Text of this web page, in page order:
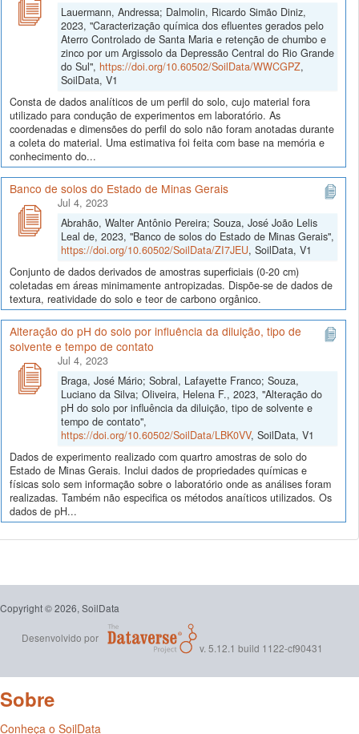
Lauermann, Andressa; Dalmolin, Ricardo Simão Diniz,
2023, "Caracterização química dos efluentes gerados pelo
Aterro Controlado de Santa Maria e retenção de chumbo e
zinco por um Argissolo da Depressão Central do Rio Grande
do Sul", https://doi.org/10.60502/SoilData/WWCGPZ,
SoilData, V1
Consta de dados analíticos de um perfil do solo, cujo material fora
utilizado para condução de experimentos em laboratório. As
coordenadas e dimensões do perfil do solo não foram anotadas durante
a coleta do material. Uma estimativa foi feita com base na memória e
conhecimento do...
Banco de solos do Estado de Minas Gerais
Jul 4, 2023
Abrahão, Walter Antônio Pereira; Souza, José João Lelis
Leal de, 2023, "Banco de solos do Estado de Minas Gerais",
https://doi.org/10.60502/SoilData/ZI7JEU, SoilData, V1
Conjunto de dados derivados de amostras superficiais (0-20 cm)
coletadas em áreas minimamente antropizadas. Dispõe-se de dados de
textura, reatividade do solo e teor de carbono orgânico.
Alteração do pH do solo por influência da diluição, tipo de
solvente e tempo de contato
Jul 4, 2023
Braga, José Mário; Sobral, Lafayette Franco; Souza,
Luciano da Silva; Oliveira, Helena F., 2023, "Alteração do
pH do solo por influência da diluição, tipo de solvente e
tempo de contato",
https://doi.org/10.60502/SoilData/LBK0VV, SoilData, V1
Dados de experimento realizado com quartro amostras de solo do
Estado de Minas Gerais. Inclui dados de propriedades químicas e
físicas solo sem informação sobre o laboratório onde as análises foram
realizadas. Também não especifica os métodos anaíticos utilizados. Os
dados de pH...
Copyright © 2026, SoilData
Desenvolvido por
v. 5.12.1 build 1122-cf90431
Sobre
Conheça o SoilData